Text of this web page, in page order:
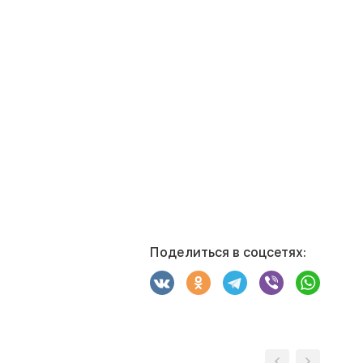
Поделиться в соцсетях: